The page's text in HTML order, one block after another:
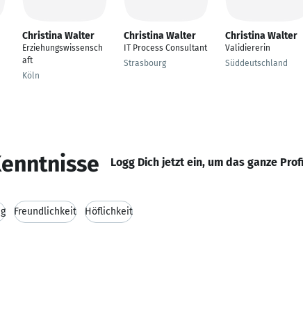
Christina Walter
Erziehungswissensch
aft
Köln
Christina Walter
IT Process Consultant
Strasbourg
Christina Walter
Validiererin
Süddeutschland
Logg Dich jetzt ein, um das ganze
Freundlichkeit Höflichkeit